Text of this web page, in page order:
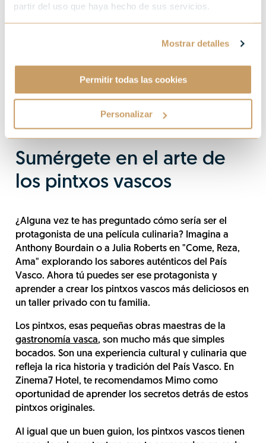
partir del uso que haya hecho de sus servicios.
Mostrar detalles
Permitir todas las cookies
Personalizar
Sumérgete en el arte de
los pintxos vascos
¿Alguna vez te has preguntado cómo sería ser el
protagonista de una película culinaria? Imagina a
Anthony Bourdain o a Julia Roberts en "Come, Reza,
Ama" explorando los sabores auténticos del País
Vasco. Ahora tú puedes ser ese protagonista y
aprender a crear los pintxos vascos más deliciosos en
un taller privado con tu familia.
Los pintxos, esas pequeñas obras maestras de la
gastronomía vasca, son mucho más que simples
bocados. Son una experiencia cultural y culinaria que
refleja la rica historia y tradición del País Vasco. En
Zinema7 Hotel, te recomendamos Mimo como
oportunidad de aprender los secretos detrás de estos
pintxos originales.
Al igual que un buen guion, los pintxos vascos tienen